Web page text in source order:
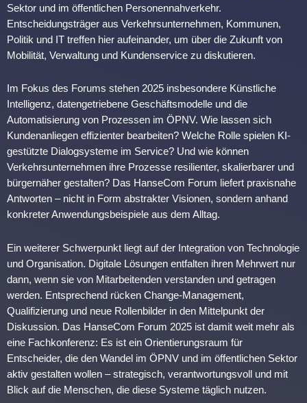
Sektor und im öffentlichen Personennahverkehr.
Entscheidungsträger aus Verkehrsunternehmen, Kommunen,
Politik und IT treffen hier aufeinander, um über die Zukunft von
Mobilität, Verwaltung und Kundenservice zu diskutieren.
Im Fokus des Forums stehen 2025 insbesondere Künstliche
Intelligenz, datengetriebene Geschäftsmodelle und die
Automatisierung von Prozessen im ÖPNV. Wie lassen sich
Kundenanliegen effizienter bearbeiten? Welche Rolle spielen KI-
gestützte Dialogsysteme im Service? Und wie können
Verkehrsunternehmen ihre Prozesse resilienter, skalierbarer und
bürgernäher gestalten? Das HanseCom Forum liefert praxisnahe
Antworten – nicht in Form abstrakter Visionen, sondern anhand
konkreter Anwendungsbeispiele aus dem Alltag.
Ein weiterer Schwerpunkt liegt auf der Integration von Technologie
und Organisation. Digitale Lösungen entfalten ihren Mehrwert nur
dann, wenn sie von Mitarbeitenden verstanden und getragen
werden. Entsprechend rücken Change-Management,
Qualifizierung und neue Rollenbilder in den Mittelpunkt der
Diskussion. Das HanseCom Forum 2025 ist damit weit mehr als
eine Fachkonferenz: Es ist ein Orientierungsraum für
Entscheider, die den Wandel im ÖPNV und im öffentlichen Sektor
aktiv gestalten wollen – strategisch, verantwortungsvoll und mit
Blick auf die Menschen, die diese Systeme täglich nutzen.